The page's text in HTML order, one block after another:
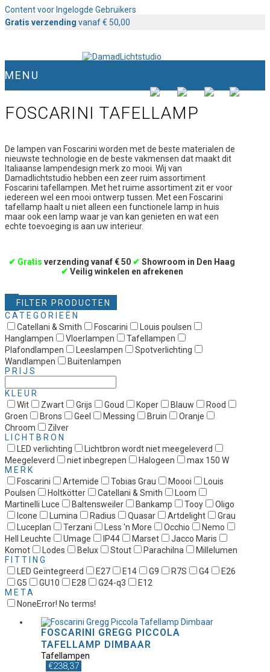
Content voor Ingelogde Gebruikers
Gratis verzending vanaf € 50,00
MENU
FOSCARINI TAFELLAMP
De lampen van Foscarini worden met de beste materialen de
nieuwste technologie en de beste vakmensen dat maakt dit
Italiaanse lampendesign merk zo mooi. Wij van
Damadlichtstudio hebben een zeer ruim assortiment
Foscarini tafellampen. Met het ruime assortiment zit er voor
iedereen wel een mooi ontwerp tussen. Met een Foscarini
tafellamp haalt u niet alleen een functionele lamp in huis
maar ook een lamp waar je van kan genieten en wat een
echte toevoeging is aan uw interieur.
✔ Gratis verzending vanaf € 50 ✔ Showroom in Den Haag
✔ Veilig winkelen en afrekenen
FILTER PRODUCTEN
CATEGORIEËN
Catellani & Smith
Foscarini
Louis poulsen
Hanglampen
Vloerlampen
Tafellampen
Plafondlampen
Leeslampen
Spotverlichting
Wandlampen
Buitenlampen
PRIJS
KLEUR
Wit
Zwart Grijs Goud Koper Blauw
Rood
Groen
Brons Geel Messing Bruin
Oranje
Chroom
Zilver
LICHTBRON
LED verlichting
Lichtbron wordt niet meegeleverd
Meegeleverd
niet inbegrepen Halogeen
max 150 W
MERK
Foscarini
Artemide Tobias Grau Moooi
Louis
Poulsen
Holtkötter Catellani & Smith
Loom
Martinelli Luce
Baltensweiler Bankamp Tooy
Oligo
Icone
Lumina Radius Quasar Artdelight
Grau
Luceplan
Terzani Less 'n More Occhio
Nemo
Hell Leuchte
Umage IP44 Marset
Jacco Maris
Komot
Lodes Belux Stout Parachilna
Millelumen
FITTING
LED Geïntegreerd
E27 E14 G9 R7S G4
E26
G5
GU10 E28 G24-q3
E12
META
NoneError! No terms!
FOSCARINI GREGG PICCOLA
TAFELLAMP DIMBAAR
Tafellampen
€238,37